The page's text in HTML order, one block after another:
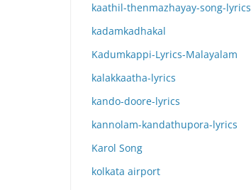
kaathil-thenmazhayay-song-lyrics
kadamkadhakal
Kadumkappi-Lyrics-Malayalam
kalakkaatha-lyrics
kando-doore-lyrics
kannolam-kandathupora-lyrics
Karol Song
kolkata airport